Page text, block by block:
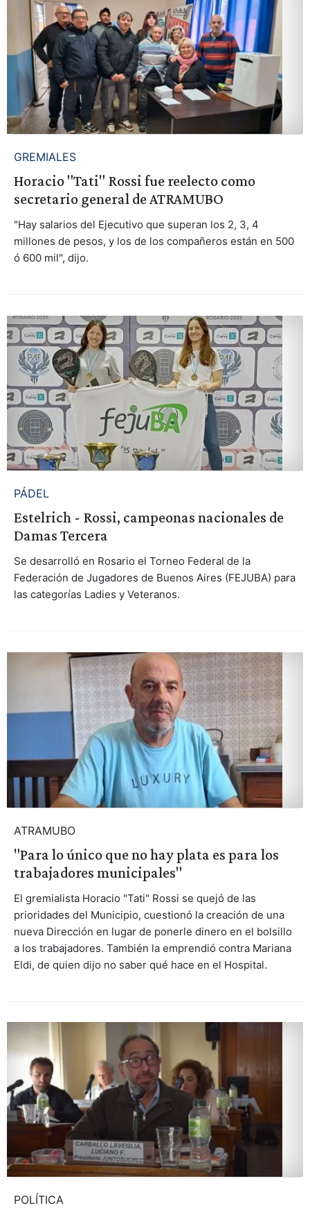
GREMIALES
Horacio "Tati" Rossi fue reelecto como
secretario general de ATRAMUBO
"Hay salarios del Ejecutivo que superan los 2, 3, 4
millones de pesos, y los de los compañeros están en 500
ó 600 mil", dijo.
PÁDEL
Estelrich - Rossi, campeonas nacionales de
Damas Tercera
Se desarrolló en Rosario el Torneo Federal de la
Federación de Jugadores de Buenos Aires (FEJUBA) para
las categorías Ladies y Veteranos.
ATRAMUBO
"Para lo único que no hay plata es para los
trabajadores municipales"
El gremialista Horacio "Tati" Rossi se quejó de las
prioridades del Municipio, cuestionó la creación de una
nueva Dirección en lugar de ponerle dinero en el bolsillo
a los trabajadores. También la emprendió contra Mariana
Eldi, de quien dijo no saber qué hace en el Hospital.
POLÍTICA